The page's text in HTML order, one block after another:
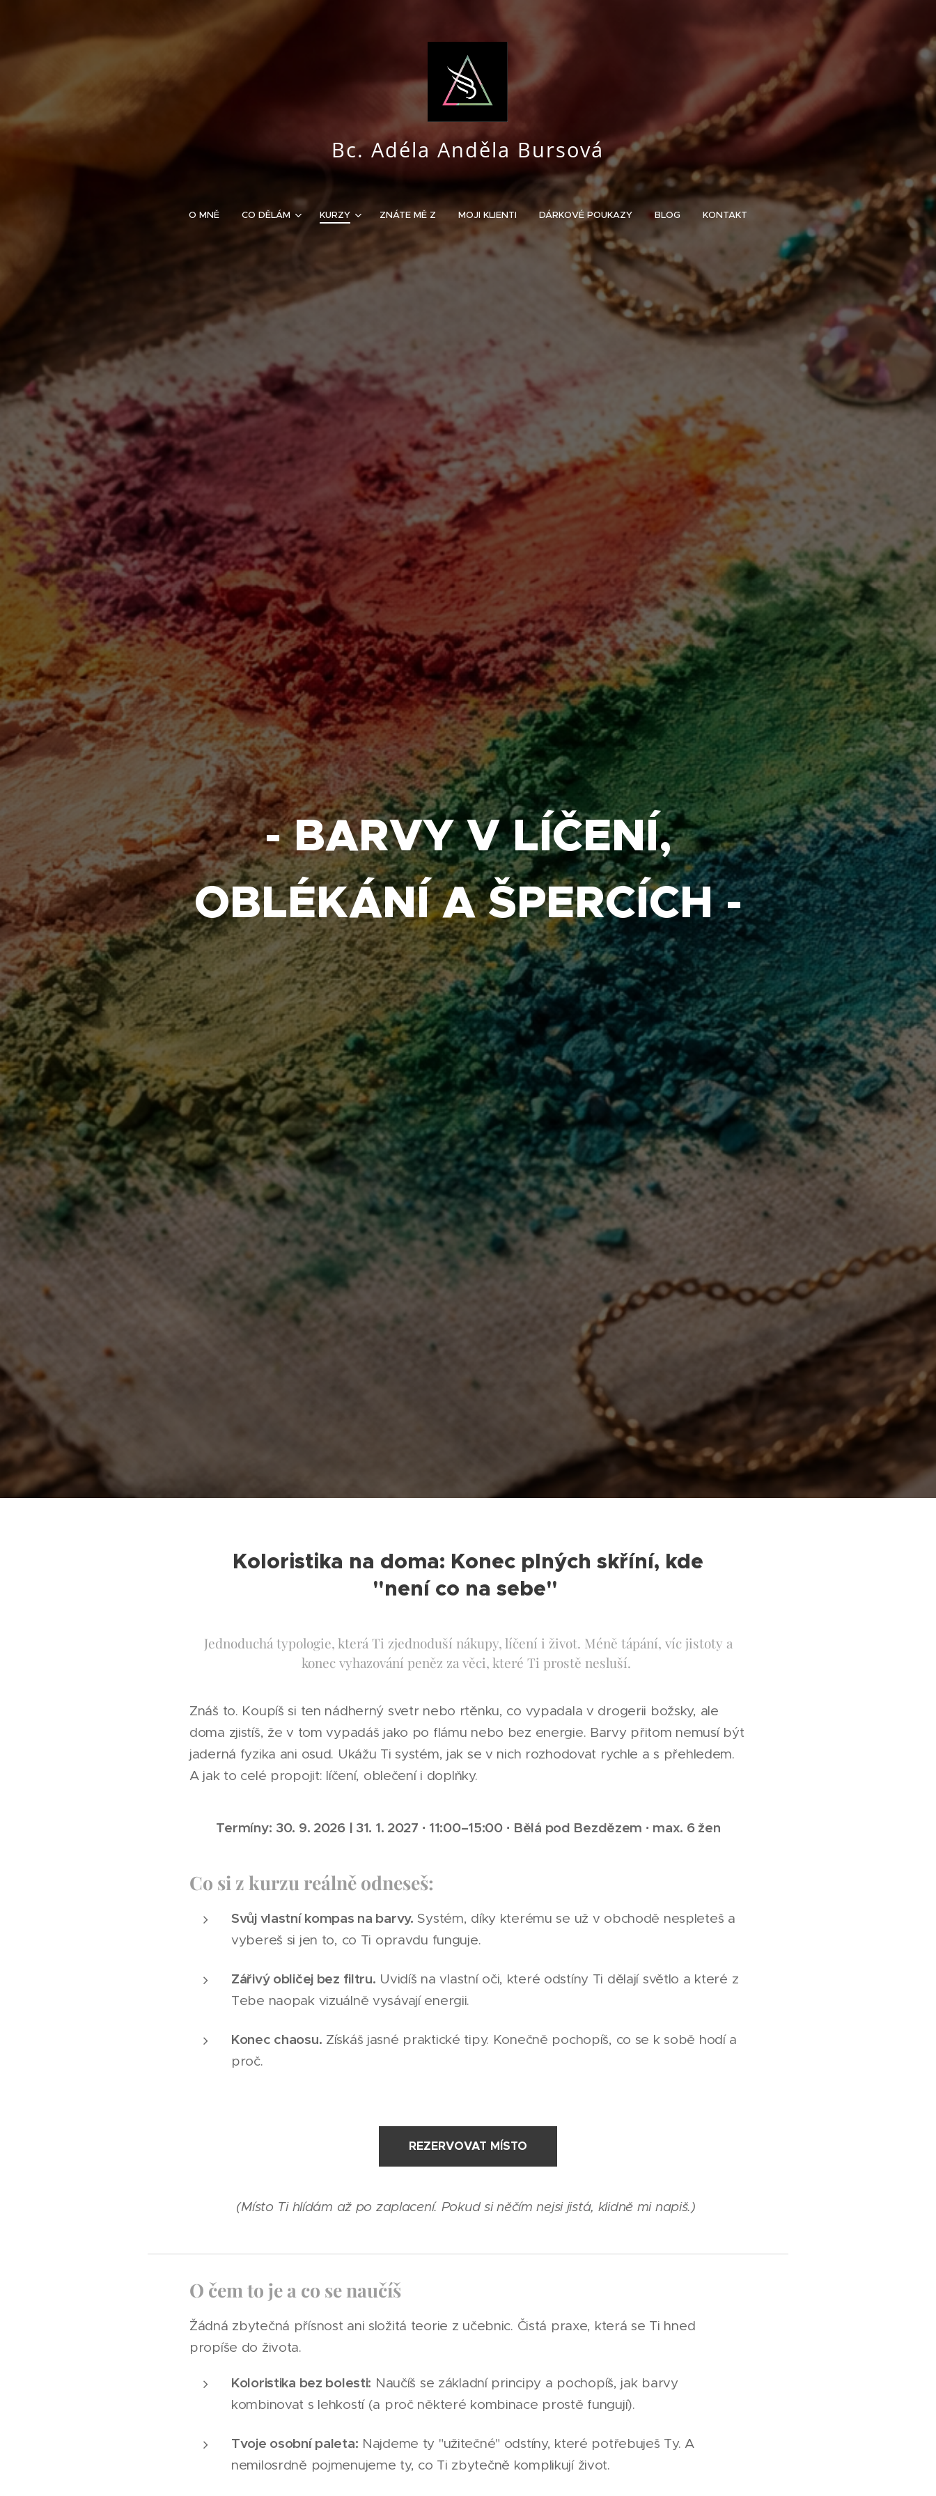
Bc. Adéla Anděla Bursová
O MNĚ CO DĚLÁM KURZY ZNÁTE MĚ Z MOJI KLIENTI DÁRKOVÉ POUKAZY BLOG KONTAKT
- BARVY V LÍČENÍ,
OBLÉKÁNÍ A ŠPERCÍCH -
Koloristika na doma: Konec plných skříní, kde
"není co na sebe"
Jednoduchá typologie, která Ti zjednoduší nákupy, líčení i život. Méně tápání, víc jistoty a
konec vyhazování peněz za věci, které Ti prostě nesluší.
Znáš to. Koupíš si ten nádherný svetr nebo rtěnku, co vypadala v drogerii božsky, ale
doma zjistíš, že v tom vypadáš jako po flámu nebo bez energie. Barvy přitom nemusí být
jaderná fyzika ani osud. Ukážu Ti systém, jak se v nich rozhodovat rychle a s přehledem.
A jak to celé propojit: líčení, oblečení i doplňky.
Termíny: 30. 9. 2026 | 31. 1. 2027 · 11:00–15:00 · Bělá pod Bezdězem · max. 6 žen
Co si z kurzu reálně odneseš:
Svůj vlastní kompas na barvy. Systém, díky kterému se už v obchodě nespleteš a
vybereš si jen to, co Ti opravdu funguje.
Zářivý obličej bez filtru. Uvidíš na vlastní oči, které odstíny Ti dělají světlo a které z
Tebe naopak vizuálně vysávají energii.
Konec chaosu. Získáš jasné praktické tipy. Konečně pochopíš, co se k sobě hodí a
proč.
REZERVOVAT MÍSTO
(Místo Ti hlídám až po zaplacení. Pokud si něčím nejsi jistá, klidně mi napiš.)
O čem to je a co se naučíš
Žádná zbytečná přísnost ani složitá teorie z učebnic. Čistá praxe, která se Ti hned
propíše do života.
Koloristika bez bolesti: Naučíš se základní principy a pochopíš, jak barvy
kombinovat s lehkostí (a proč některé kombinace prostě fungují).
Tvoje osobní paleta: Najdeme ty "užitečné" odstíny, které potřebuješ Ty. A
nemilosrdně pojmenujeme ty, co Ti zbytečně komplikují život.